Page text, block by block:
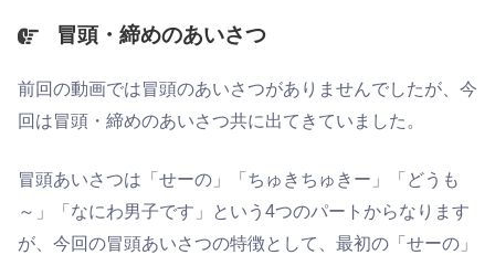
冒頭・締めのあいさつ
前回の動画では冒頭のあいさつがありませんでしたが、今
回は冒頭・締めのあいさつ共に出てきていました。
冒頭あいさつは「せーの」「ちゅきちゅきー」「どうも
～」「なにわ男子です」という4つのパートからなります
が、今回の冒頭あいさつの特徴として、最初の「せーの」